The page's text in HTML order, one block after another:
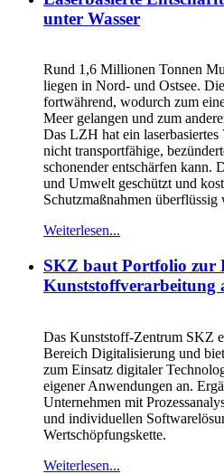
unter Wasser
Rund 1,6 Millionen Tonnen
liegen in Nord- und Ostsee.
fortwährend, wodurch zum
Meer gelangen und zum
Das LZH hat ein
nicht transportfähige,
schonender entschärfen kann.
und Umwelt geschützt und
Schutzmaßnahmen überflüssig
Weiterlesen...
SKZ baut Portfolio zur
Kunststoffverarbeitung
Das Kunststoff-Zentrum SKZ
Bereich Digitalisierung und
zum Einsatz digitaler
eigener Anwendungen an.
Unternehmen mit
und individuellen
Wertschöpfungskette.
Weiterlesen...